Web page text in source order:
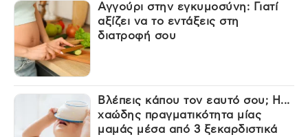
Αγγούρι στην εγκυμοσύνη: Γιατί
αξίζει να το εντάξεις στη
διατροφή σου
Βλέπεις κάπου τον εαυτό σου; Η...
χαώδης πραγματικότητα μίας
μαμάς μέσα από 3 ξεκαρδιστικά